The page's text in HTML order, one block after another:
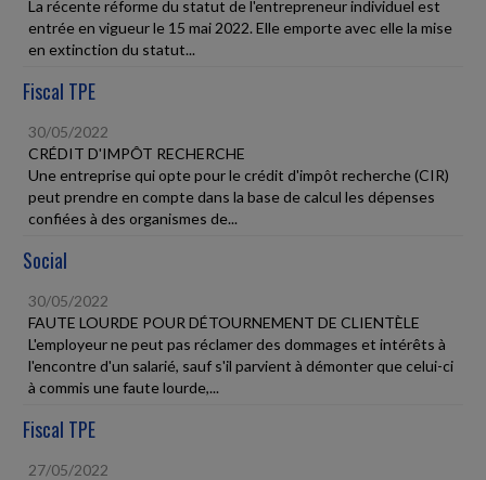
La récente réforme du statut de l'entrepreneur individuel est
entrée en vigueur le 15 mai 2022. Elle emporte avec elle la mise
en extinction du statut...
Fiscal TPE
30/05/2022
CRÉDIT D'IMPÔT RECHERCHE
Une entreprise qui opte pour le crédit d'impôt recherche (CIR)
peut prendre en compte dans la base de calcul les dépenses
confiées à des organismes de...
Social
30/05/2022
FAUTE LOURDE POUR DÉTOURNEMENT DE CLIENTÈLE
L'employeur ne peut pas réclamer des dommages et intérêts à
l'encontre d'un salarié, sauf s'il parvient à démonter que celui-ci
à commis une faute lourde,...
Fiscal TPE
27/05/2022